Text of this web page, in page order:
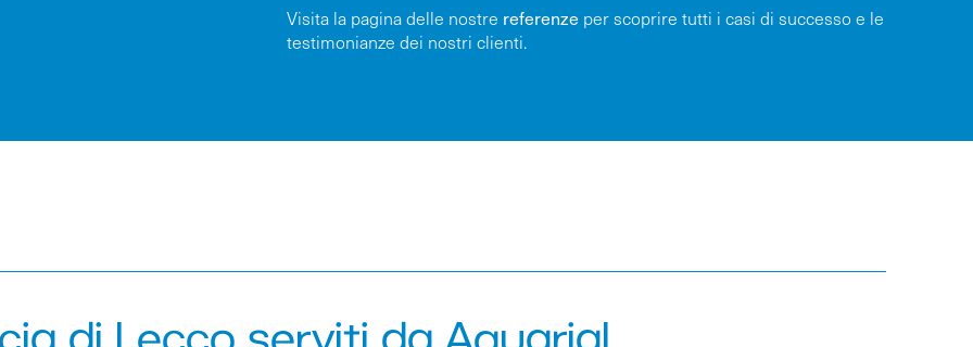
Visita la pagina delle nostre referenze per scoprire tutti i casi di successo e le
testimonianze dei nostri clienti.